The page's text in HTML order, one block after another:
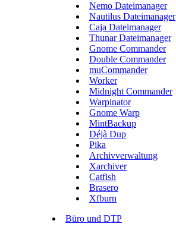
Nemo Dateimanager
Nautilus Dateimanager
Caja Dateimanager
Thunar Dateimanager
Gnome Commander
Double Commander
muCommander
Worker
Midnight Commander
Warpinator
Gnome Warp
MintBackup
Déjà Dup
Pika
Archivverwaltung
Xarchiver
Catfish
Brasero
Xfburn
Büro und DTP